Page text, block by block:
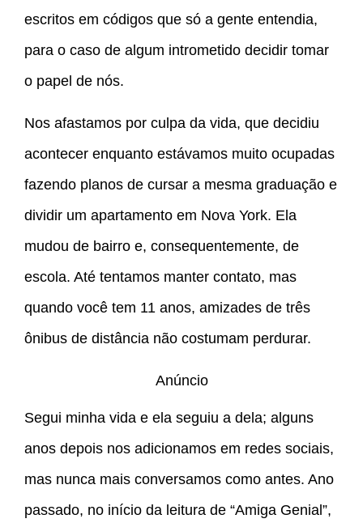
escritos em códigos que só a gente entendia,
para o caso de algum intrometido decidir tomar
o papel de nós.
Nos afastamos por culpa da vida, que decidiu
acontecer enquanto estávamos muito ocupadas
fazendo planos de cursar a mesma graduação e
dividir um apartamento em Nova York. Ela
mudou de bairro e, consequentemente, de
escola. Até tentamos manter contato, mas
quando você tem 11 anos, amizades de três
ônibus de distância não costumam perdurar.
Anúncio
Segui minha vida e ela seguiu a dela; alguns
anos depois nos adicionamos em redes sociais,
mas nunca mais conversamos como antes. Ano
passado, no início da leitura de “Amiga Genial”,